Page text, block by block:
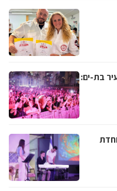
חגיגות שנת ה-100 לעיר בת-ים: